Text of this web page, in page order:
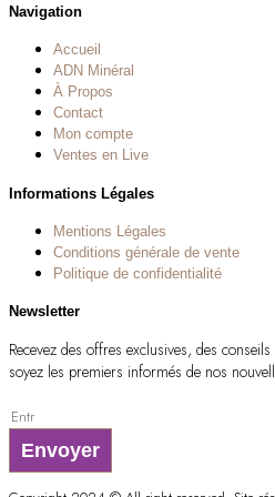
Navigation
Accueil
ADN Minéral
À Propos
Contact
Mon compte
Ventes en Live
Informations Légales
Mentions Légales
Conditions générale de vente
Politique de confidentialité
Newsletter
Recevez des offres exclusives, des
soyez les premiers informés de nos
Envoyer